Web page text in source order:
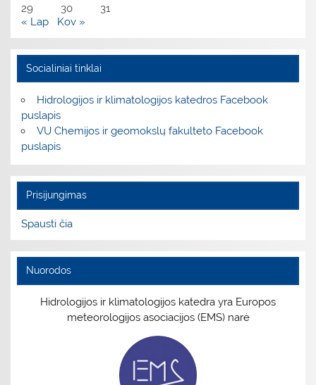
29
30
31
« Lap
Kov »
Socialiniai tinklai
Hidrologijos ir klimatologijos katedros Facebook
puslapis
VU Chemijos ir geomokslų fakulteto Facebook
puslapis
Prisijungimas
Spausti čia
Nuorodos
Hidrologijos ir klimatologijos katedra yra Europos
meteorologijos asociacijos (EMS) narė